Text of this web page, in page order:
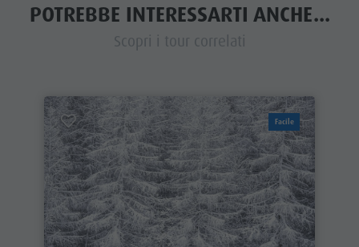
POTREBBE INTERESSARTI ANCHE...
Scopri i tour correlati
Facile